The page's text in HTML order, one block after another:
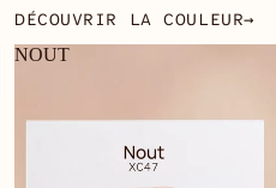
DÉCOUVRIR LA COULEUR→
NOUT